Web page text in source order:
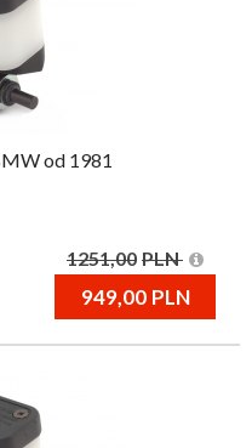
od 1981
1251,00 PLN
949,00 PLN